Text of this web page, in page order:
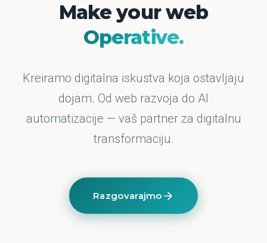
Make your web
Operative.
Kreiramo digitalna iskustva koja ostavljaju
dojam. Od web razvoja do AI
automatizacije — vaš partner za digitalnu
transformaciju.
Razgovarajmo